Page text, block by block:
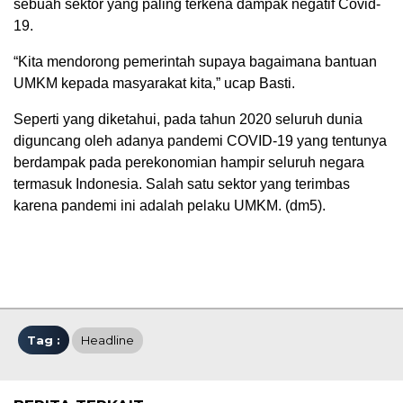
sebuah sektor yang paling terkena dampak negatif Covid-
19.
“Kita mendorong pemerintah supaya bagaimana bantuan
UMKM kepada masyarakat kita,” ucap Basti.
Seperti yang diketahui, pada tahun 2020 seluruh dunia
diguncang oleh adanya pandemi COVID-19 yang tentunya
berdampak pada perekonomian hampir seluruh negara
termasuk Indonesia. Salah satu sektor yang terimbas
karena pandemi ini adalah pelaku UMKM. (dm5).
Tag : Headline